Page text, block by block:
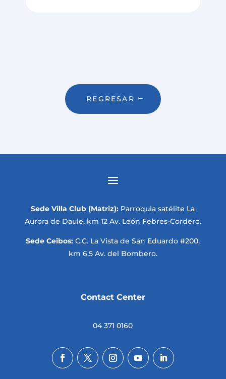
REGRESAR
Sede Villa Club (Matriz): Parroquia satélite La
Aurora de Daule, km 12 Av. León Febres-Cordero.
Sede Ceibos:C.C. La Vista de San Eduardo #200,
km 6.5 Av. del Bombero.
Contact Center
04 371 0160